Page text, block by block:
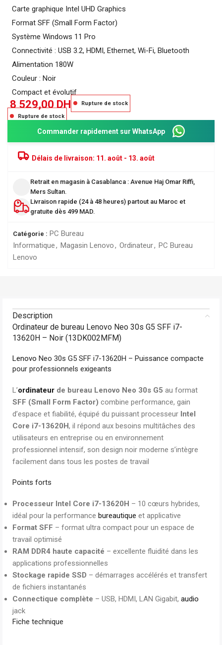
Carte graphique Intel UHD Graphics
Format SFF (Small Form Factor)
Système Windows 11 Pro
Connectivité : USB 3.2, HDMI, Ethernet, Wi-Fi, Bluetooth
Alimentation 180W
Couleur : Noir
Compact et évolutif
8 529,00DH
Rupture de stock
Rupture de stock
Commander rapidement sur WhatsApp
Délais de livraison: 11. août - 13. août
Retrait en magasin à Casablanca : Avenue Haj Omar Riffi,
Mers Sultan.
Livraison rapide (24 à 48 heures) partout au Maroc et
gratuite dès 499 MAD.
Catégorie : PC Bureau
Informatique, Magasin Lenovo, Ordinateur, PC Bureau
Lenovo
Description
Ordinateur de bureau Lenovo Neo 30s G5 SFF i7-
13620H – Noir (13DK002MFM)
Lenovo Neo 30s G5 SFF i7-13620H – Puissance compacte
pour professionnels exigeants
L’ordinateur de bureau Lenovo Neo 30s G5 au format
SFF (Small Form Factor) combine performance, gain
d’espace et fiabilité, équipé du puissant processeur Intel
Core i7-13620H, il répond aux besoins multitâches des
utilisateurs en entreprise ou en environnement
professionnel intensif, son design noir moderne s’intègre
facilement dans tous les postes de travail
Points forts
Processeur Intel Core i7-13620H – 10 cœurs hybrides,
idéal pour la performance bureautique et applicative
Format SFF – format ultra compact pour un espace de
travail optimisé
RAM DDR4 haute capacité – excellente fluidité dans les
applications professionnelles
Stockage rapide SSD – démarrages accélérés et transfert
de fichiers instantanés
Connectique complète – USB, HDMI, LAN Gigabit, audio
jack
Fiche technique